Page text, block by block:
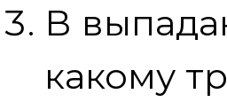
В
какому